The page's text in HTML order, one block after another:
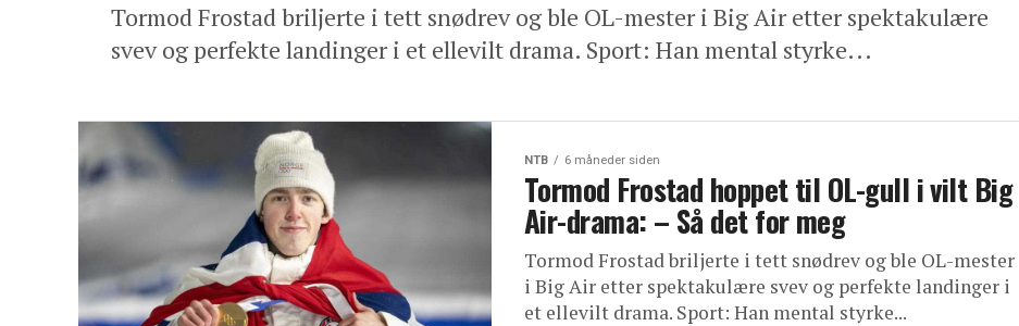
Tormod Frostad briljerte i tett snødrev og ble OL-mester i Big Air etter spektakulære
svev og perfekte landinger i et ellevilt drama. Sport: Han mental styrke...
NTB 6 måneder siden
Tormod Frostad hoppet til OL-gull i vilt Big
Air-drama: – Så det for meg
Tormod Frostad briljerte i tett snødrev og ble OL-mester
i Big Air etter spektakulære svev og perfekte landinger i
et ellevilt drama. Sport: Han mental styrke...